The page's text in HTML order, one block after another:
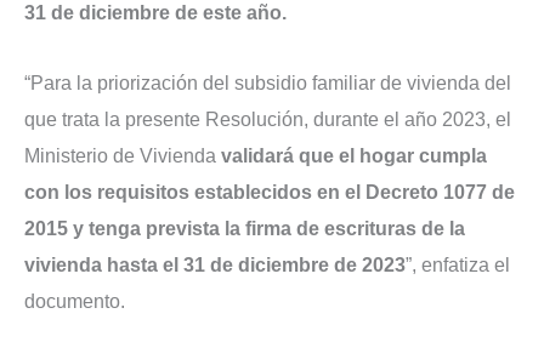
31 de diciembre de este año.
“Para la priorización del subsidio familiar de vivienda del
que trata la presente Resolución, durante el año 2023, el
Ministerio de Vivienda validará que el hogar cumpla
con los requisitos establecidos en el Decreto 1077 de
2015 y tenga prevista la firma de escrituras de la
vivienda hasta el 31 de diciembre de 2023”, enfatiza el
documento.